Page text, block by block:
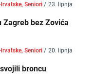
Seniori / 23. lipnja
Zagreb bez Zovića
Seniori / 20. lipnja
broncu